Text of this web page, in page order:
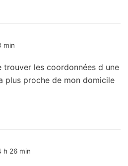
min
trouver les coordonnées d une
plus proche de mon domicile
h 26 min